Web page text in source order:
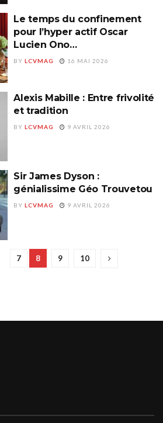
Le temps du confinement
pour l’hyper actif Oscar
Lucien Ono…
BY LCVMAG 16 MAI 2026
Alexis Mabille : Entre frivolité
et tradition
BY LCVMAG 9 AVRIL 2026
Sir James Dyson :
génialissime Géo Trouvetou
BY LCVMAG 9 AVRIL 2026
7 8 9 10